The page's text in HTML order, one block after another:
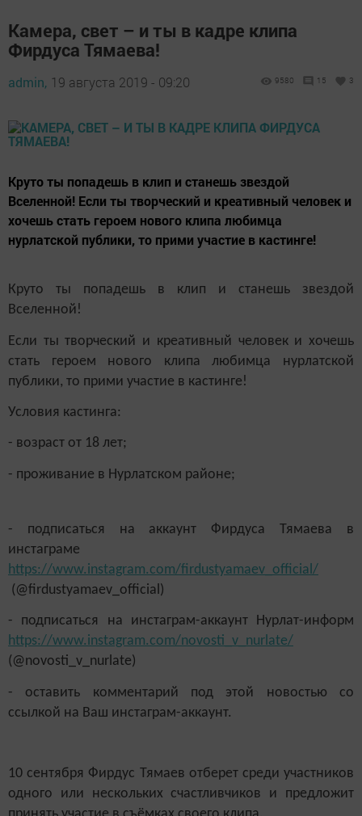
Камера, свет – и ты в кадре клипа
Фирдуса Тямаева!
admin, 19 августа 2019 - 09:20 9580 15 3
Круто ты попадешь в клип и станешь звездой
Вселенной! Если ты творческий и креативный человек и
хочешь стать героем нового клипа любимца
нурлатской публики, то прими участие в кастинге!
Круто ты попадешь в клип и станешь звездой
Вселенной!
Если ты творческий и креативный человек и хочешь
стать героем нового клипа любимца нурлатской
публики, то прими участие в кастинге!
Условия кастинга:
- возраст от 18 лет;
- проживание в Нурлатском районе;
- подписаться на аккаунт Фирдуса Тямаева в
инстаграме
https://www.instagram.com/firdustyamaev_official/
(@firdustyamaev_official)
- подписаться на инстаграм-аккаунт Нурлат-информ
https://www.instagram.com/novosti_v_nurlate/
(@novosti_v_nurlate)
- оставить комментарий под этой новостью со
ссылкой на Ваш инстаграм-аккаунт.
10 сентября Фирдус Тямаев отберет среди участников
одного или нескольких счастливчиков и предложит